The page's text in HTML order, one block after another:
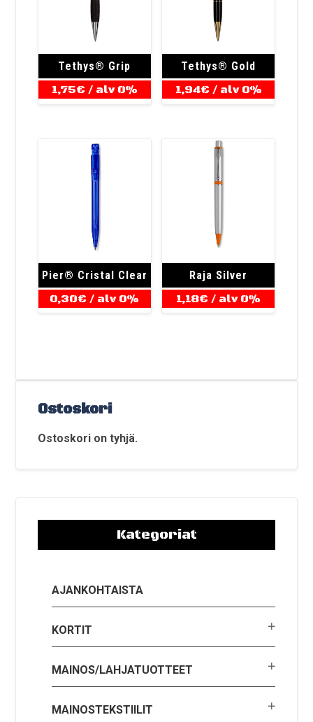
Tethys® Grip
1,75€ / alv 0%
Tethys® Gold
1,94€ / alv 0%
Pier® Cristal Clear
0,30€ / alv 0%
Raja Silver
1,18€ / alv 0%
Ostoskori
Ostoskori on tyhjä.
Kategoriat
AJANKOHTAISTA
KORTIT
MAINOS/LAHJATUOTTEET
MAINOSTEKSTIILIT